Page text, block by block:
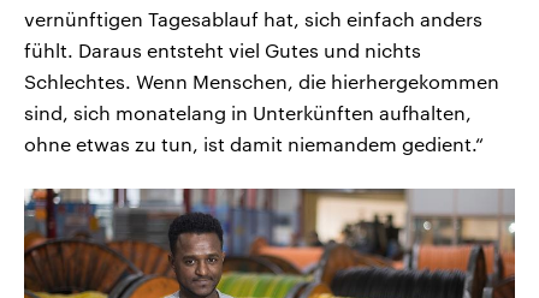
vernünftigen Tagesablauf hat, sich einfach anders
fühlt. Daraus entsteht viel Gutes und nichts
Schlechtes. Wenn Menschen, die hierhergekommen
sind, sich monatelang in Unterkünften aufhalten,
ohne etwas zu tun, ist damit niemandem gedient.“